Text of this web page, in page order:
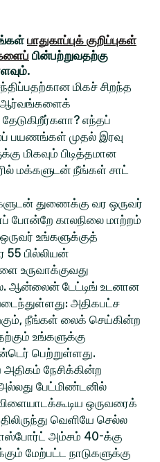
பாதுகாப்புக் குறிப்புகள்
பின்பற்றுவதற்கு
மிகச் சிறந்த
ஆர்வங்களைக்
எந்தப்
பயணங்கள் முதல் இரவு
மிகவும் பிடித்தமான
மக்களுடன் நீங்கள் சாட்
துணைக்கு வர ஒருவர்
போன்றே காலநிலை மாற்றம்
உங்களுக்குத்
பில்லியன்
உருவாக்குவது
ஆன்லைன் டேட்டிங் உடனான
அதிகபட்ச
நீங்கள் லைக் செய்கின்ற
உங்களுக்கு
பெற்றுள்ளது.
நேசிக்கின்ற
பேட்மிண்டனில்
ஒருவரைக்
வெளியே செல்ல
அம்சம் 40-க்கு
மேற்பட்ட நாடுகளுக்கு